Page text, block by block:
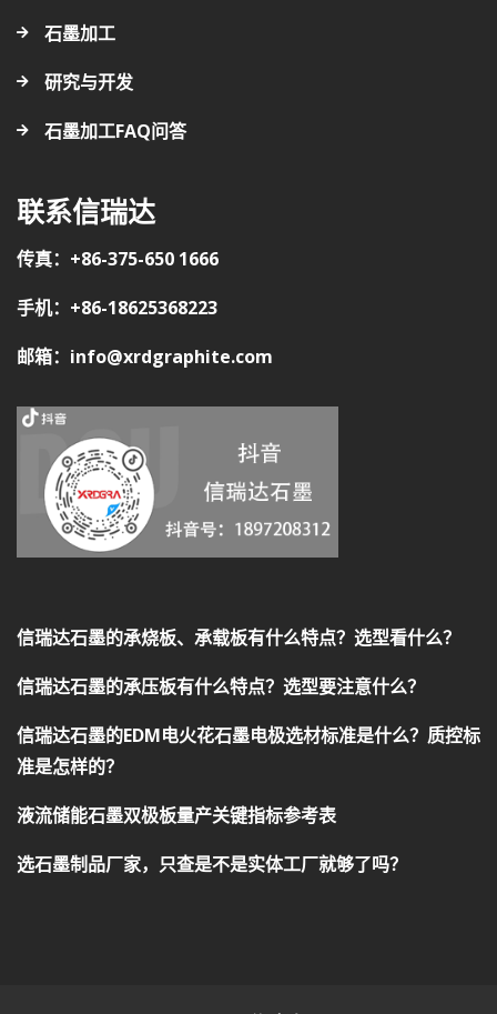
石墨加工
研究与开发
石墨加工FAQ问答
联系信瑞达
传真：+86-375-650 1666
手机：+86-18625368223
邮箱：info@xrdgraphite.com
信瑞达石墨的承烧板、承载板有什么特点？选型看什么？
信瑞达石墨的承压板有什么特点？选型要注意什么？
信瑞达石墨的EDM电火花石墨电极选材标准是什么？质控标
准是怎样的？
液流储能石墨双极板量产关键指标参考表
选石墨制品厂家，只查是不是实体工厂就够了吗？